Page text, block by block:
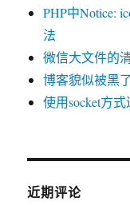
PHP中Notice:
法
微信大文件的
博客貌似被黑
使用socket方
近期评论